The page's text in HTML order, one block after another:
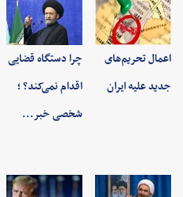
اعمال تحریم‌های
جدید علیه ایران
چرا دستگاه قضایی
اقدام نمی‌کند؟ ؛
شخصی خبر…